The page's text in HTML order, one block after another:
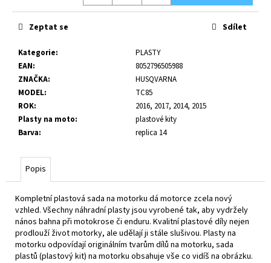
Kategorie:
PLASTY
EAN:
8052796505988
ZNAČKA:
HUSQVARNA
MODEL:
TC85
ROK:
2016, 2017, 2014, 2015
Plasty na moto:
plastové kity
Barva: replica 14
Zeptat se Sdílet
Popis
Kompletní plastová sada na motorku dá motorce zcela nový
vzhled. Všechny náhradní plasty jsou vyrobené tak, aby vydržely
nános bahna při motokrose či enduru. Kvalitní plastové díly nejen
prodlouží život motorky, ale udělají ji stále slušivou. Plasty na
motorku odpovídají originálním tvarům dílů na motorku, sada
plastů (plastový kit) na motorku obsahuje vše co vidíš na obrázku.
o
u
m